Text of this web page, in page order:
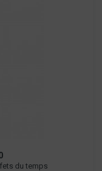
du temps